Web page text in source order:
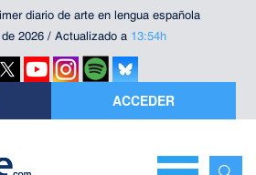
diario de arte en lengua española
2026 / Actualizado a 13:54h
ACCEDER